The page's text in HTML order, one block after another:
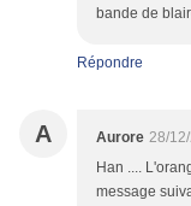
bande de
Répondre
A Aurore 28/
Han ....
message